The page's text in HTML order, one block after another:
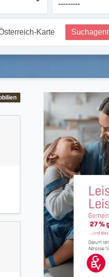
Karte Suchagent